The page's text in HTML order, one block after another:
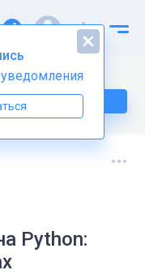
Python тут
Python: